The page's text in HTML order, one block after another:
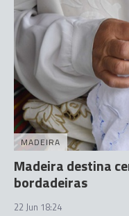
MADEIRA
Madeira destina
bordadeiras
22 Jun 18:24